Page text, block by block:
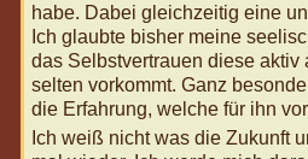
habe. Dabei gleichzeitig eine
Ich glaubte bisher meine
das Selbstvertrauen diese aktiv
selten vorkommt. Ganz
die Erfahrung, welche für ihn
Ich weiß nicht was die Zukunft